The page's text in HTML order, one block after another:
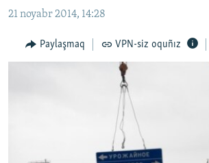
Qıdıruvğa
qaytmaq
MEDENİYET
İNSAN AQLARI
21 noyabr 2014, 14:28
Paylaşmaq VPN-siz oquñız